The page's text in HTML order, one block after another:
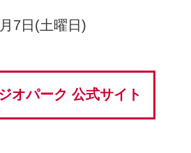
7日(土曜日)
オパーク 公式サイト